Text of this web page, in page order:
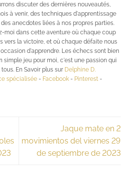
discuter des dernières nouveautés,
à venir, des techniques d'apprentissage
anecdotes liées à nos propres parties.
moi dans cette aventure où chaque coup
vers la victoire, et où chaque défaite nous
d'apprendre. Les échecs sont bien
simple jeu pour moi, c'est une passion qui
En Savoir plus sur Delphine D.
spécialisée - Facebook - Pinterest -
Jaque mate en 2
movimientos del viernes 29
de septiembre de 2023